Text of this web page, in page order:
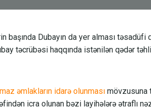
başında Dubayın da yer alması təsadüfi
təcrübəsi haqqında istənilən qədər
əmlakların idarə olunması mövzusuna
icra olunan bəzi layihələrə ətraflı